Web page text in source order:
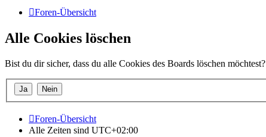
Foren-Übersicht
Alle Cookies löschen
Bist du dir sicher, dass du alle Cookies des Boards löschen möchtest?
Foren-Übersicht
Alle Zeiten sind UTC+02:00